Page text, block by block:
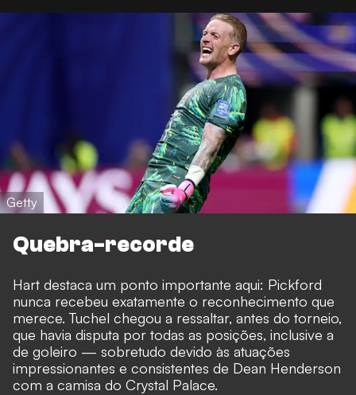
Getty
Quebra-recorde
Hart destaca um ponto importante aqui: Pickford
nunca recebeu exatamente o reconhecimento que
merece. Tuchel chegou a ressaltar, antes do torneio,
que havia disputa por todas as posições, inclusive a
de goleiro — sobretudo devido às atuações
impressionantes e consistentes de Dean Henderson
com a camisa do Crystal Palace.